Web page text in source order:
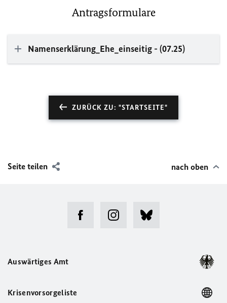
Antragsformulare
Namenserklärung_Ehe_einseitig - (07.25)
ZURÜCK ZU: "STARTSEITE"
Seite teilen nach oben
Auswärtiges Amt
Krisenvorsorgeliste